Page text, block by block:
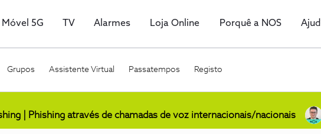
Móvel 5G TV Alarmes Loja Online Porquê a NOS
Grupos Assistente Virtual Passatempos Registo
| Phishing através de chamadas de voz internacionais/nacionais